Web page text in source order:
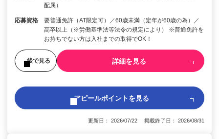
配属）
応募資格
要普通免許（AT限定可）／60歳未満（定年が60歳の為）／
高卒以上（※労働基準法等法令の規定により） ※普通免許を
お持ちでない方は入社までの取得でOK！
後で見る 詳細を見る
アピールポイントを見る
更新日： 2026/07/22 掲載終了日： 2026/08/31